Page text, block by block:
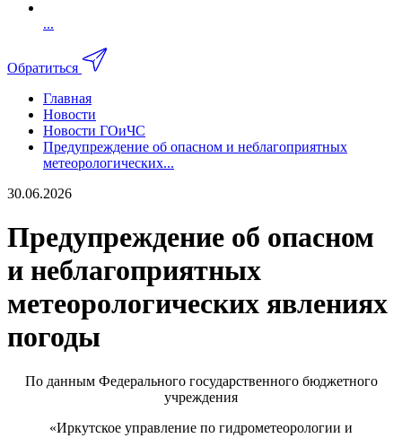
...
Обратиться
Главная
Новости
Новости ГОиЧС
Предупреждение об опасном и неблагоприятных
метеорологических...
30.06.2026
Предупреждение об опасном
и неблагоприятных
метеорологических явлениях
погоды
По данным Федерального государственного бюджетного
учреждения
«Иркутское управление по гидрометеорологии и